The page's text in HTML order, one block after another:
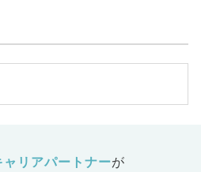
ャリアパートナーが